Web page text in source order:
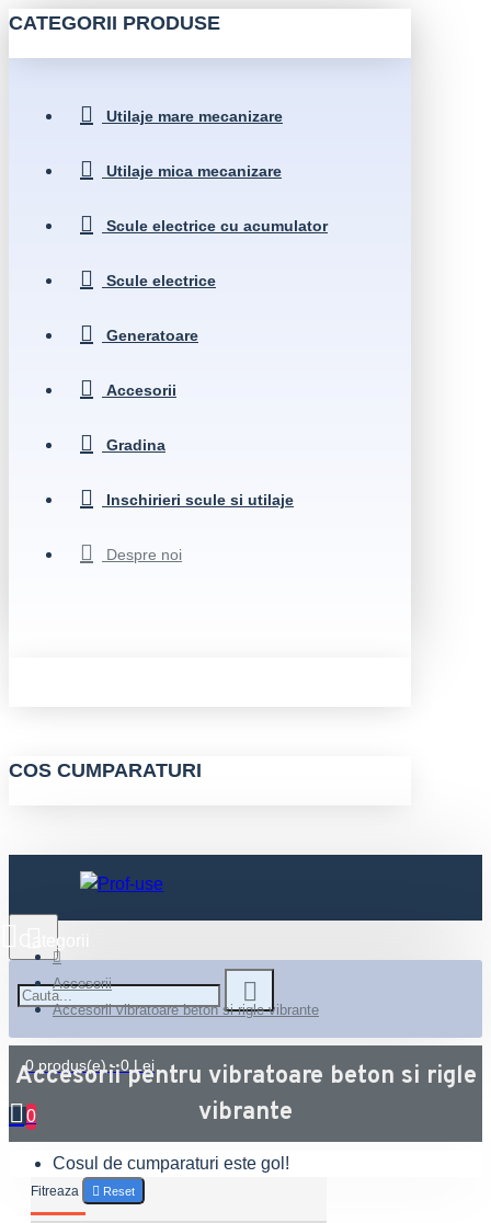
CATEGORII PRODUSE
Utilaje mare mecanizare
Utilaje mica mecanizare
Scule electrice cu acumulator
Scule electrice
Generatoare
Accesorii
Gradina
Inschirieri scule si utilaje
Despre noi
COS CUMPARATURI
0 produs(e) - 0 Lei
0
Cosul de cumparaturi este gol!
Accesorii
Accesorii vibratoare beton si rigle vibrante
Accesorii pentru vibratoare beton si rigle
vibrante
Fitreaza Reset